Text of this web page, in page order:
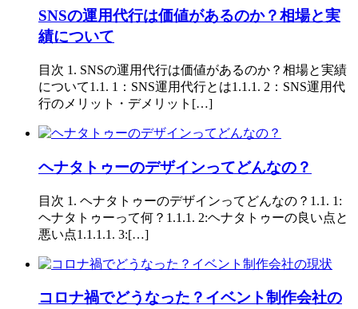
SNSの運用代行は価値があるのか？相場と実
績について
目次 1. SNSの運用代行は価値があるのか？相場と実績
について1.1. 1：SNS運用代行とは1.1.1. 2：SNS運用代
行のメリット・デメリット[…]
ヘナタトゥーのデザインってどんなの？
目次 1. ヘナタトゥーのデザインってどんなの？1.1. 1:
ヘナタトゥーって何？1.1.1. 2:ヘナタトゥーの良い点と
悪い点1.1.1.1. 3:[…]
コロナ禍でどうなった？イベント制作会社の